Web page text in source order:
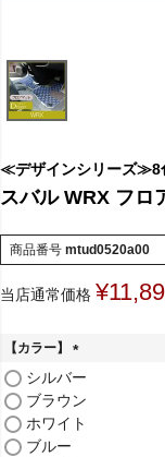
≪デザインシリーズ≫8
スバル WRX フロ
商品番号 mtud0520a00
当店通常価格 ¥
【カラー】
必
須
シルバー
ブラウン
ホワイト
ブルー